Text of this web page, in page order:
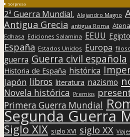
Sorpresa
2ª Guerra Mundial. Alejandro Magno
Antigua Grecia antigua Roma
Edhasa Ediciones Salamina EEUU Egipto
España Estados Unidos Europa
guerra Guerra civil española
Historia de España histórica
Japón libros literatura nazismo
Novela histórica Premios
Primera Guerra Mundial
Segunda Guerra
Siglo XIX siglo XVI siglo XX